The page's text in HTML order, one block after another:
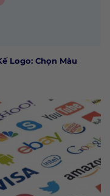
Logo: Chọn Màu